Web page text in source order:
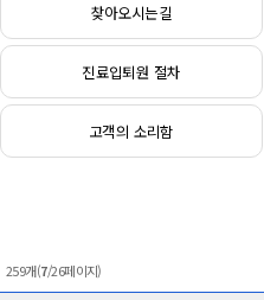
찾아오시는길
진료입퇴원 절차
고객의 소리함
259개(7/26페이지)